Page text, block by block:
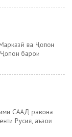
ва Ҷопон
барои
СААД равона
Русия, аъзои